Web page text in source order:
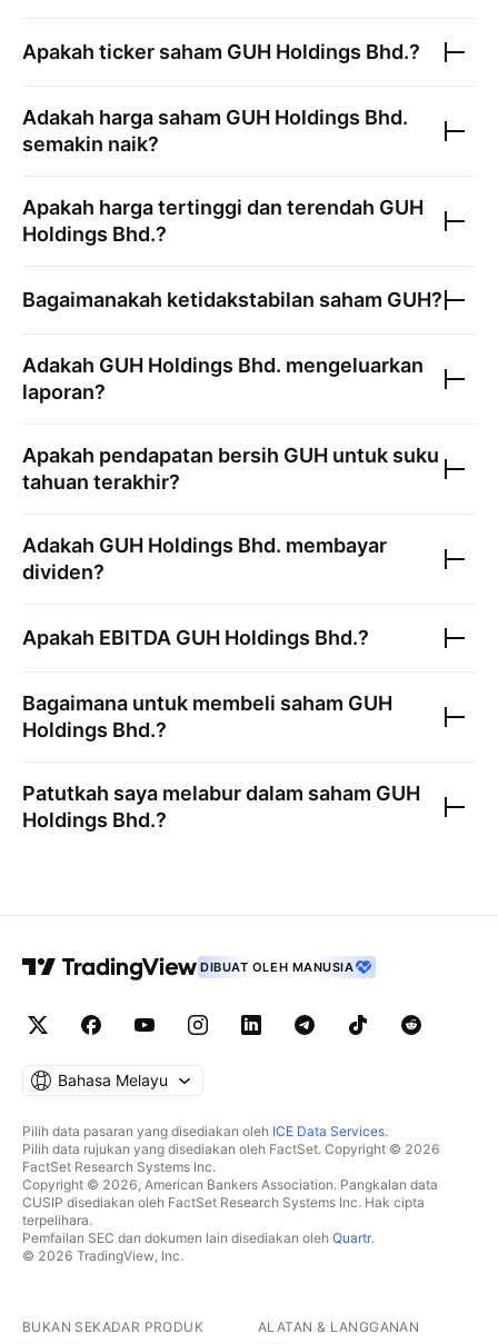
Apakah ticker saham GUH Holdings Bhd.?
Adakah harga saham GUH Holdings Bhd.
semakin naik?
Apakah harga tertinggi dan terendah GUH
Holdings Bhd.?
Bagaimanakah ketidakstabilan saham GUH?
Adakah GUH Holdings Bhd. mengeluarkan
laporan?
Apakah pendapatan bersih GUH untuk suku
tahuan terakhir?
Adakah GUH Holdings Bhd. membayar
dividen?
Apakah EBITDA GUH Holdings Bhd.?
Bagaimana untuk membeli saham GUH
Holdings Bhd.?
Patutkah saya melabur dalam saham GUH
Holdings Bhd.?
DIBUAT OLEH MANUSIA
Bahasa Melayu
Pilih data pasaran yang disediakan oleh ICE Data Services.
Pilih data rujukan yang disediakan oleh FactSet. Copyright © 2026
FactSet Research Systems Inc.
Copyright © 2026, American Bankers Association. Pangkalan data
CUSIP disediakan oleh FactSet Research Systems Inc. Hak cipta
terpelihara.
Pemfailan SEC dan dokumen lain disediakan oleh Quartr.
© 2026 TradingView, Inc.
BUKAN SEKADAR PRODUK ALATAN & LANGGANAN